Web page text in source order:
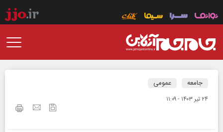
جامعه عمومی
۲۴ تير ۱۴۰۳ - ۱۱:۰۹